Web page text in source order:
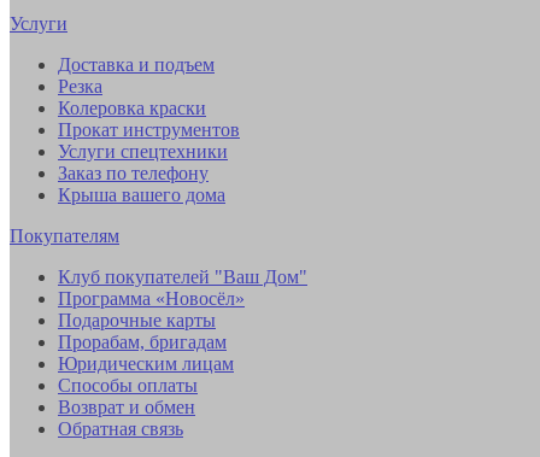
Услуги
Доставка и подъем
Резка
Колеровка краски
Прокат инструментов
Услуги спецтехники
Заказ по телефону
Крыша вашего дома
Покупателям
Клуб покупателей "Ваш Дом"
Программа «Новосёл»
Подарочные карты
Прорабам, бригадам
Юридическим лицам
Способы оплаты
Возврат и обмен
Обратная связь